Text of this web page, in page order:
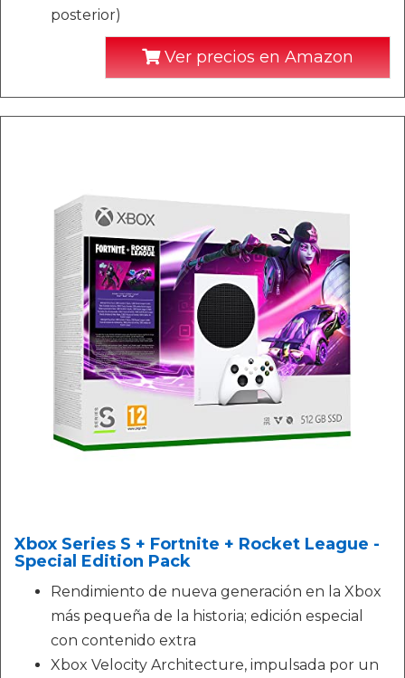
posterior)
Ver precios en Amazon
Xbox Series S + Fortnite + Rocket League -
Special Edition Pack
Rendimiento de nueva generación en la Xbox
más pequeña de la historia; edición especial
con contenido extra
Xbox Velocity Architecture, impulsada por un